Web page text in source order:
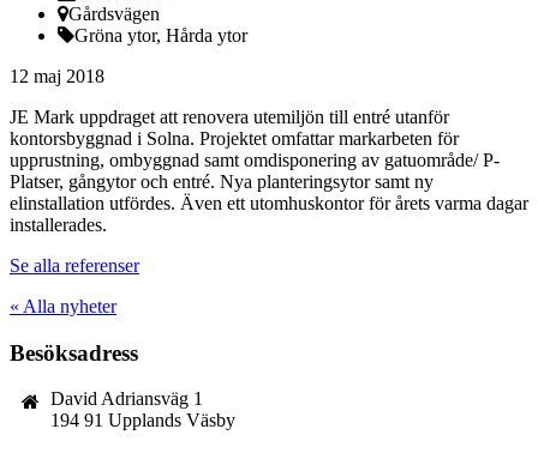
Gårdsvägen
Gröna ytor, Hårda ytor
12 maj 2018
JE Mark uppdraget att renovera utemiljön till entré utanför
kontorsbyggnad i Solna. Projektet omfattar markarbeten för
upprustning, ombyggnad samt omdisponering av gatuområde/ P-
Platser, gångytor och entré. Nya planteringsytor samt ny
elinstallation utfördes. Även ett utomhuskontor för årets varma dagar
installerades.
Se alla referenser
« Alla nyheter
Besöksadress
David Adriansväg 1
194 91 Upplands Väsby